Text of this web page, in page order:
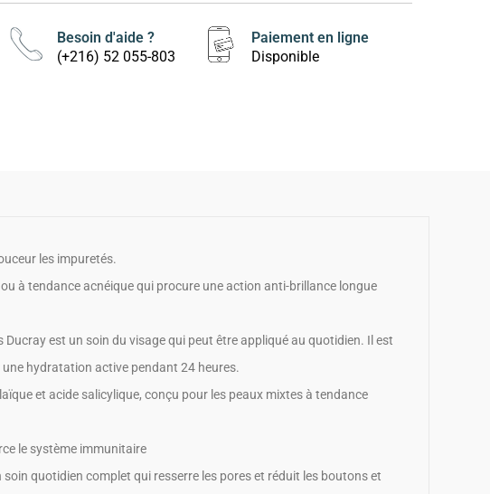
Besoin d'aide ?
(+216) 52 055-803
Paiement en ligne
Disponible
les impuretés.
à tendance acnéique qui procure une action anti-brillance longue
est un soin du visage qui peut être appliqué au quotidien. Il est
hydratation active pendant 24 heures.
et acide salicylique, conçu pour les peaux mixtes à tendance
le système immunitaire
quotidien complet qui resserre les pores et réduit les boutons et